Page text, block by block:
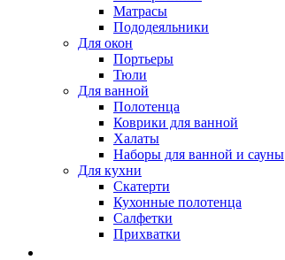
Матрасы
Пододеяльники
Для окон
Портьеры
Тюли
Для ванной
Полотенца
Коврики для ванной
Халаты
Наборы для ванной и сауны
Для кухни
Скатерти
Кухонные полотенца
Салфетки
Прихватки